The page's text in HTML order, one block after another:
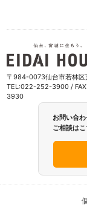
〒984-0073仙台市若林区
TEL:022-252-3900 /
3930
お問い合わ
ご相談はこ